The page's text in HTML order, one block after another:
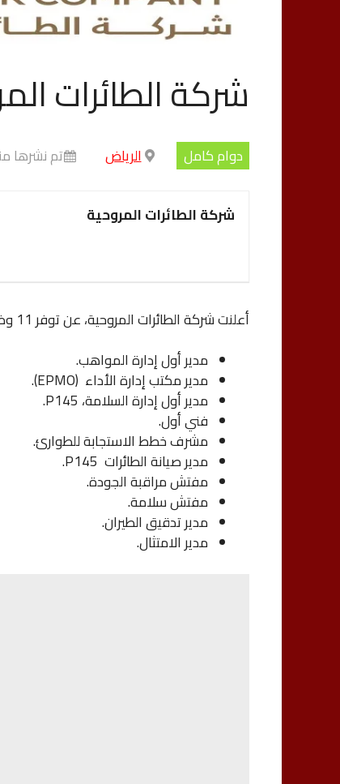
شركة الطائرات المروحية
دوام كامل الرياض تم نشرها
شركة الطائرات المروحية
أعلنت شركة الطائرات المروحية، عن توفر 11 وظيفة شاغرة، للتخصصات التالية:
مدير أول إدارة المواهب.
مدير مكتب إدارة الأداء (EPMO).
مدير أول إدارة السلامة، P145.
فني أول.
مشرف خطط الاستجابة للطوارئ.
مدير صيانة الطائرات P145.
مفتش مراقبة الجودة.
مفتش سلامة.
مدير تدقيق الطيران.
مدير الامتثال.